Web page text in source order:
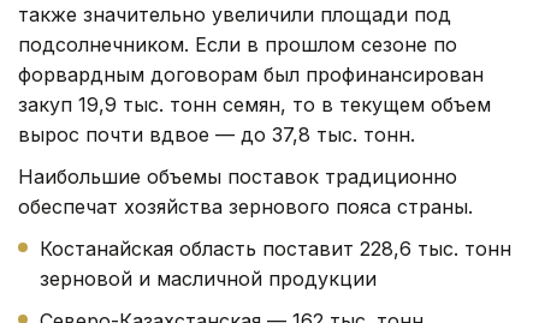
также значительно увеличили площади под
подсолнечником. Если в прошлом сезоне по
форвардным договорам был профинансирован
закуп 19,9 тыс. тонн семян, то в текущем объем
вырос почти вдвое — до 37,8 тыс. тонн.
Наибольшие объемы поставок традиционно
обеспечат хозяйства зернового пояса страны.
Костанайская область поставит 228,6 тыс. тонн
зерновой и масличной продукции